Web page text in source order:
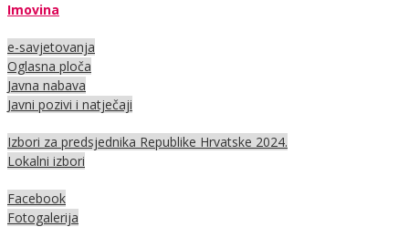
Imovina
e-savjetovanja
Oglasna ploča
Javna nabava
Javni pozivi i natječaji
Izbori za predsjednika Republike Hrvatske 2024.
Lokalni izbori
Facebook
Fotogalerija